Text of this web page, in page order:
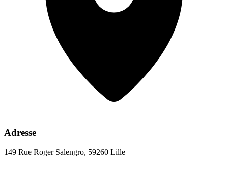
Adresse
149 Rue Roger Salengro, 59260 Lille